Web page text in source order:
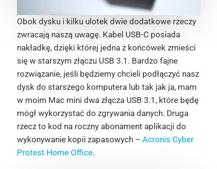
Obok dysku i kilku ulotek dwie dodatkowe rzeczy
zwracają naszą uwagę. Kabel USB-C posiada
nakładkę, dzięki której jedna z końcówek zmieści
się w starszym złączu USB 3.1. Bardzo fajne
rozwiązanie, jeśli będziemy chcieli podłączyć nasz
dysk do starszego komputera lub tak jak ja, mam
w moim Mac mini dwa złącza USB 3.1, które będę
mógł wykorzystać do zgrywania danych. Druga
rzecz to kod na roczny abonament aplikacji do
wykonywanie kopii zapasowych – Acronis Cyber
Protest Home Office.